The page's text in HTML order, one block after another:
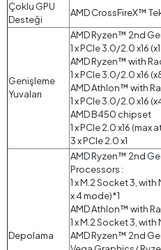
Çoklu GPU
Desteği
AMD CrossFireX™
Genişleme
Yuvaları
AMD Ryzen™ 2nd
1 x PCIe 3.0/2.0 x16
AMD Ryzen™ with
1 x PCIe 3.0/2.0 x16
AMD Athlon™ with
1 x PCIe 3.0/2.0 x16
AMD B450 chipset
1 x PCIe 2.0 x16 (max
3 x PCIe 2.0 x1
Depolama
AMD Ryzen™ 2nd
Processors :
1 x M.2 Socket 3,
x 4 mode)*1
AMD Athlon™ with
1 x M.2 Socket 3,
AMD Ryzen™ 2nd